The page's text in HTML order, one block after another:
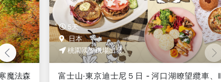
5天
日本
桃園國際機場出發
富士山‧東京迪士尼５日 - 河口湖瞭望纜車、IP特色餐